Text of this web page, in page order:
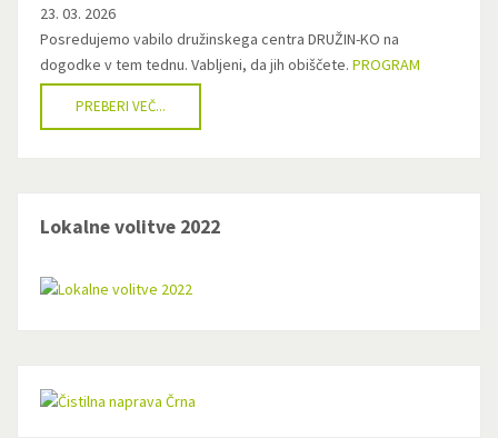
23. 03. 2026
Posredujemo vabilo družinskega centra DRUŽIN-KO na
dogodke v tem tednu. Vabljeni, da jih obiščete. PROGRAM
PREBERI VEČ...
Lokalne volitve 2022